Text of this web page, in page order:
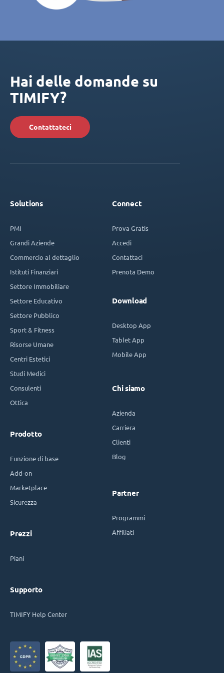
Hai delle domande su
TIMIFY?
Contattateci
Solutions
PMI
Grandi Aziende
Commercio al dettaglio
Istituti Finanziari
Settore Immobiliare
Settore Educativo
Settore Pubblico
Sport & Fitness
Risorse Umane
Centri Estetici
Studi Medici
Consulenti
Ottica
Prodotto
Funzione di base
Add-on
Marketplace
Sicurezza
Prezzi
Piani
Supporto
TIMIFY Help Center
Connect
Prova Gratis
Accedi
Contattaci
Prenota Demo
Download
Desktop App
Tablet App
Mobile App
Chi siamo
Azienda
Carriera
Clienti
Blog
Partner
Programmi
Affiliati